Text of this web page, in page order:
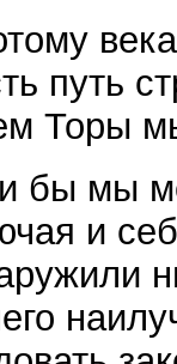
путь
Торы
бы мы
и